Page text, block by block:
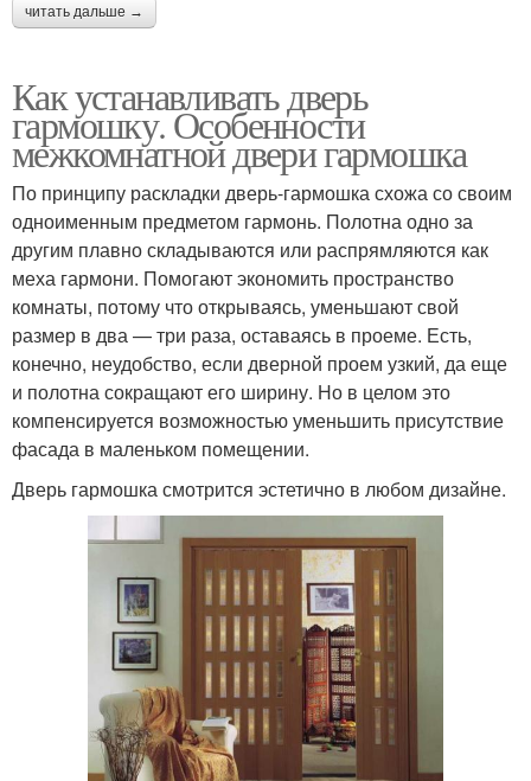
читать дальше →
Как устанавливать дверь
гармошку. Особенности
межкомнатной двери гармошка
По принципу раскладки дверь-гармошка схожа со своим
одноименным предметом гармонь. Полотна одно за
другим плавно складываются или распрямляются как
меха гармони. Помогают экономить пространство
комнаты, потому что открываясь, уменьшают свой
размер в два — три раза, оставаясь в проеме. Есть,
конечно, неудобство, если дверной проем узкий, да еще
и полотна сокращают его ширину. Но в целом это
компенсируется возможностью уменьшить присутствие
фасада в маленьком помещении.
Дверь гармошка смотрится эстетично в любом дизайне.